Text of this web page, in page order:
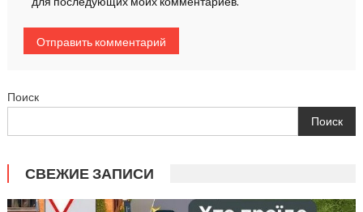
Поиск
Поиск
СВЕЖИЕ ЗАПИСИ